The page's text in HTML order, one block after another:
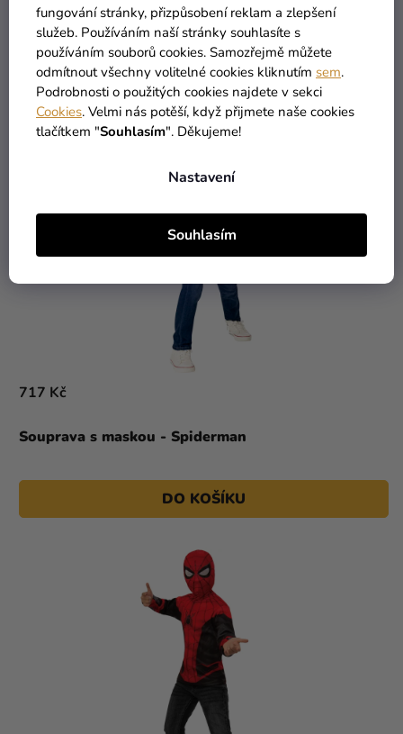
fungování stránky, přizpůsobení reklam a zlepšení
služeb. Používáním naší stránky souhlasíte s
používáním souborů cookies. Samozřejmě můžete
odmítnout všechny volitelné cookies kliknutím sem.
Podrobnosti o použitých cookies najdete v sekci
Cookies. Velmi nás potěší, když přijmete naše cookies
tlačítkem "Souhlasím". Děkujeme!
Nastavení
Souhlasím
High-contrast mode
MOHLO BY VÁS ZAJÍMAT
Souprava s maskou - Spiderman
717 Kč
DO KOŠÍKU